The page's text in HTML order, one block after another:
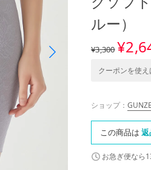
ルー）
¥3,300¥
クーポンを使
ショップ：
この商品は 返
お急ぎ便なら